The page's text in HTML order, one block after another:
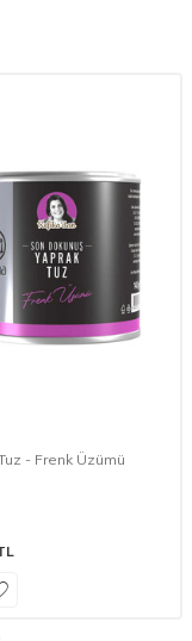
- Frenk Üzümü